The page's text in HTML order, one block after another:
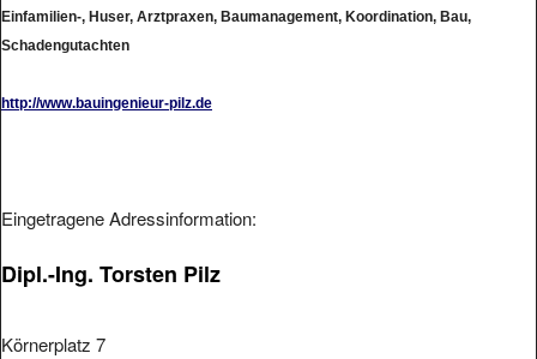
Einfamilien-, Huser, Arztpraxen, Baumanagement, Koordination, Bau,
Schadengutachten
http://www.bauingenieur-pilz.de
Eingetragene Adressinformation:
Dipl.-Ing. Torsten Pilz
Körnerplatz 7